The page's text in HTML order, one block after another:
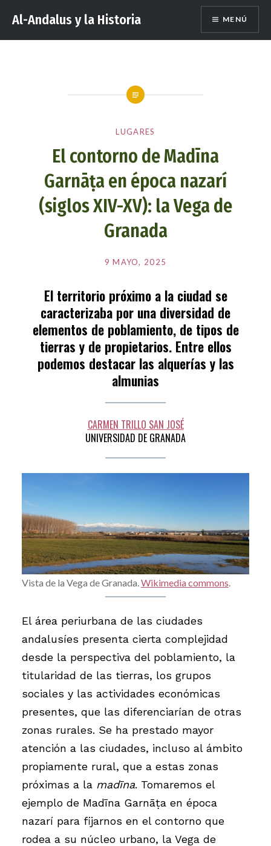
contenido
Al-Andalus y la Historia MENÚ
LUGARES
El contorno de Madīna
Garnāṭa en época nazarí
(siglos XIV-XV): la Vega de
Granada
Publicado
el
9 MAYO, 2025
El territorio próximo a la ciudad se
caracterizaba por una diversidad de
elementos de poblamiento, de tipos de
tierras y de propietarios. Entre ellos
podemos destacar las alquerías y las
almunias
CARMEN TRILLO SAN JOSÉ
UNIVERSIDAD DE GRANADA
Vista de la Vega de Granada.Wikimedia commons.
El área periurbana de las ciudades
andalusíes presenta cierta complejidad
desde la perspectiva del poblamiento, la
titularidad de las tierras, los grupos
sociales y las actividades económicas
presentes, que las diferenciarían de otras
zonas rurales. Se ha prestado mayor
atención a las ciudades, incluso al ámbito
propiamente rural, que a estas zonas
próximas a la madīna. Tomaremos el
ejemplo de Madīna Garnāṭa en época
nazarí para fijarnos en el contorno que
rodea a su núcleo urbano, la Vega de